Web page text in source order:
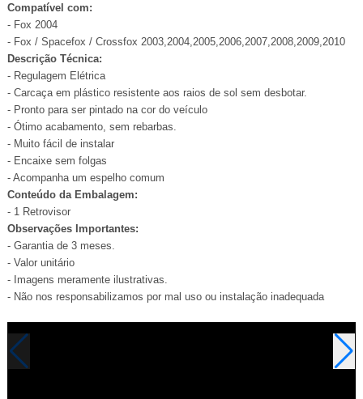
Compatível com:
- Fox 2004
- Fox / Spacefox / Crossfox 2003,2004,2005,2006,2007,2008,2009,2010
Descrição Técnica:
- Regulagem Elétrica
- Carcaça em plástico resistente aos raios de sol sem desbotar.
- Pronto para ser pintado na cor do veículo
- Ótimo acabamento, sem rebarbas.
- Muito fácil de instalar
- Encaixe sem folgas
- Acompanha um espelho comum
Conteúdo da Embalagem:
- 1 Retrovisor
Observações Importantes:
- Garantia de 3 meses.
- Valor unitário
- Imagens meramente ilustrativas.
- Não nos responsabilizamos por mal uso ou instalação inadequada